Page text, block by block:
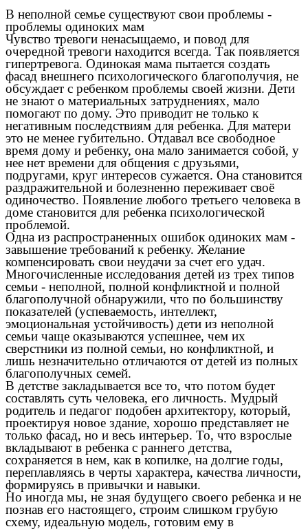
В неполной семье существуют свои проблемы -
проблемы одиноких мам
Чувство тревоги ненасыщаемо, и повод для
очередной тревоги находится всегда. Так появляется
гипертревога. Одинокая мама пытается создать
фасад внешнего психологического благополучия, не
обсуждает с ребенком проблемы своей жизни. Дети
не знают о материальных затруднениях, мало
помогают по дому. Это приводит не только к
негативным последствиям для ребенка. Для матери
это не менее губительно. Отдавал все свободное
время дому и ребенку, она мало занимается собой, у
нее нет времени для общения с друзьями,
подругами, круг интересов сужается. Она становится
раздражительной и болезненно переживает своё
одиночество. Появление любого третьего человека в
доме становится для ребенка психологической
проблемой.
Одна из распространенных ошибок одиноких мам -
завышение требований к ребенку. Желание
компенсировать свои неудачи за счет его удач.
Многочисленные исследования детей из трех типов
семьи - неполной, полной конфликтной и полной
благополучной обнаружили, что по большинству
показателей (успеваемость, интеллект,
эмоциональная устойчивость) дети из неполной
семьи чаще оказываются успешнее, чем их
сверстники из полной семьи, но конфликтной, и
лишь незначительно отличаются от детей из полных
благополучных семей.
В детстве закладывается все то, что потом будет
составлять суть человека, его личность. Мудрый
родитель и педагог подобен архитектору, который,
проектируя новое здание, хорошо представляет не
только фасад, но и весь интерьер. То, что взрослые
вкладывают в ребенка с раннего детства,
сохраняется в нем, как в копилке, на долгие годы,
переплавляясь в черты характера, качества личности,
формируясь в привычки и навыки.
Но иногда мы, не зная будущего своего ребенка и не
познав его настоящего, строим слишком грубую
схему, идеальную модель, готовим ему в